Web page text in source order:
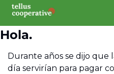
Hola.
Durante años se dijo
día servirían para pagar